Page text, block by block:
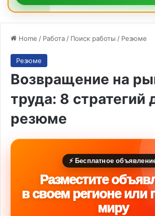
Home / Работа / Поиск работы / Резюме
Резюме
Возвращение на
труда: 8 стратегий
резюме
⚡ Бесплатное
Разместите
в своем регионе или
миру